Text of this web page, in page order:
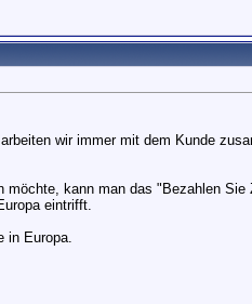
wir immer mit dem Kunde
kann man das "Bezahlen
eintrifft.
in Europa.